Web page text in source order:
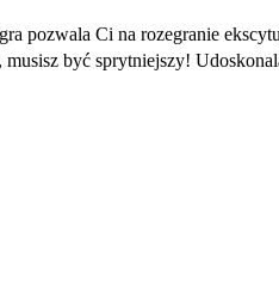
pozwala Ci na rozegranie
być sprytniejszy!